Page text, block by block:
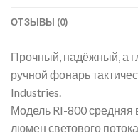
ОТЗЫВЫ (0)
Прочный, надёжный, а
ручной фонарь
Industries.
Модель RI-800 средняя
люмен светового